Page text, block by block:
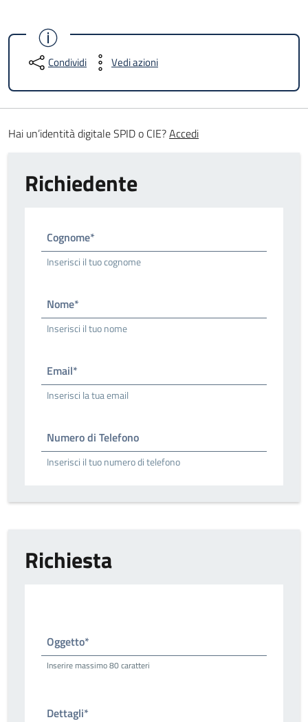
Condividi Vedi azioni
Hai un’identità digitale SPID o CIE?Accedi
Richiedente
Cognome*
Inserisci il tuo cognome
Nome*
Inserisci il tuo nome
Email*
Inserisci la tua email
Numero di Telefono
Inserisci il tuo numero di telefono
Richiesta
Oggetto*
Inserire massimo 80 caratteri
Dettagli*